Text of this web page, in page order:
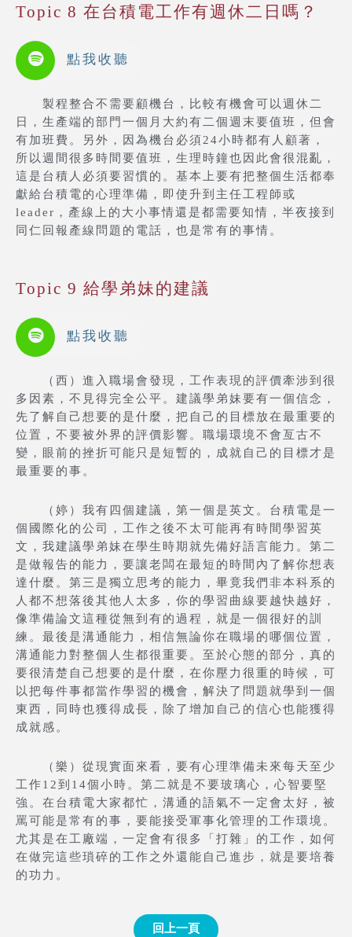
Topic 8 在台積電工作有週休二日嗎？
點我收聽
製程整合不需要顧機台，比較有機會可以週休二
日，生產端的部門一個月大約有二個週末要值班，但會
有加班費。另外，因為機台必須24小時都有人顧著，
所以週間很多時間要值班，生理時鐘也因此會很混亂，
這是台積人必須要習慣的。基本上要有把整個生活都奉
獻給台積電的心理準備，即使升到主任工程師或
leader，產線上的大小事情還是都需要知情，半夜接到
同仁回報產線問題的電話，也是常有的事情。
Topic 9 給學弟妹的建議
點我收聽
（西）進入職場會發現，工作表現的評價牽涉到很
多因素，不見得完全公平。建議學弟妹要有一個信念，
先了解自己想要的是什麼，把自己的目標放在最重要的
位置，不要被外界的評價影響。職場環境不會亙古不
變，眼前的挫折可能只是短暫的，成就自己的目標才是
最重要的事。
（婷）我有四個建議，第一個是英文。台積電是一
個國際化的公司，工作之後不太可能再有時間學習英
文，我建議學弟妹在學生時期就先備好語言能力。第二
是做報告的能力，要讓老闆在最短的時間內了解你想表
達什麼。第三是獨立思考的能力，畢竟我們非本科系的
人都不想落後其他人太多，你的學習曲線要越快越好，
像準備論文這種從無到有的過程，就是一個很好的訓
練。最後是溝通能力，相信無論你在職場的哪個位置，
溝通能力對整個人生都很重要。至於心態的部分，真的
要很清楚自己想要的是什麼，在你壓力很重的時候，可
以把每件事都當作學習的機會，解決了問題就學到一個
東西，同時也獲得成長，除了增加自己的信心也能獲得
成就感。
（樂）從現實面來看，要有心理準備未來每天至少
工作12到14個小時。第二就是不要玻璃心，心智要堅
強。在台積電大家都忙，溝通的語氣不一定會太好，被
罵可能是常有的事，要能接受軍事化管理的工作環境。
尤其是在工廠端，一定會有很多「打雜」的工作，如何
在做完這些瑣碎的工作之外還能自己進步，就是要培養
的功力。
回上一頁